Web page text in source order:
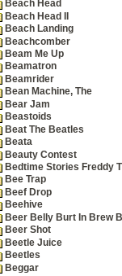
Beach Head
Beach Head II
Beach Landing
Beachcomber
Beam Me Up
Beamatron
Beamrider
Bean Machine, The
Bear Jam
Beastoids
Beat The Beatles
Beata
Beauty Contest
Bedtime Stories Freddy
Bee Trap
Beef Drop
Beehive
Beer Belly Burt In Brew
Beer Shot
Beetle Juice
Beetles
Beggar